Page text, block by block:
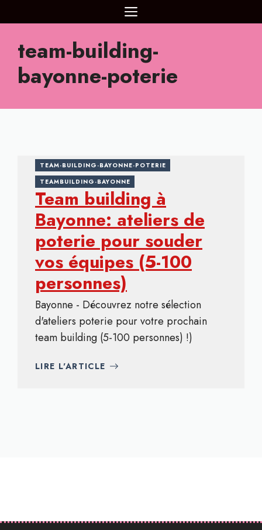
au
MENU
team-building-
bayonne-poterie
TEAM-BUILDING-BAYONNE-POTERIE
TEAMBUILDING-BAYONNE
Team building à
Bayonne: ateliers de
poterie pour souder
vos équipes (5-100
personnes)
Bayonne - Découvrez notre sélection
d'ateliers poterie pour votre prochain
team building (5-100 personnes) !)
LIRE L'ARTICLE